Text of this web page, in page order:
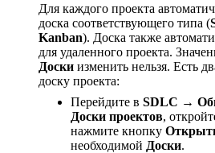
Для каждого проекта
доска соответствующего типа (
Kanban). Доска также
для удаленного проекта.
Доски изменить нельзя. Есть
доску проекта:
Перейдите в SDLC →
Доски проектов,
нажмите кнопку
необходимой Доски.